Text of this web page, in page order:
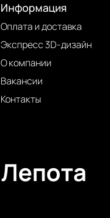
Информация
Оплата и доставка
Экспресс 3D-дизайн
О компании
Вакансии
Контакты
Лепота